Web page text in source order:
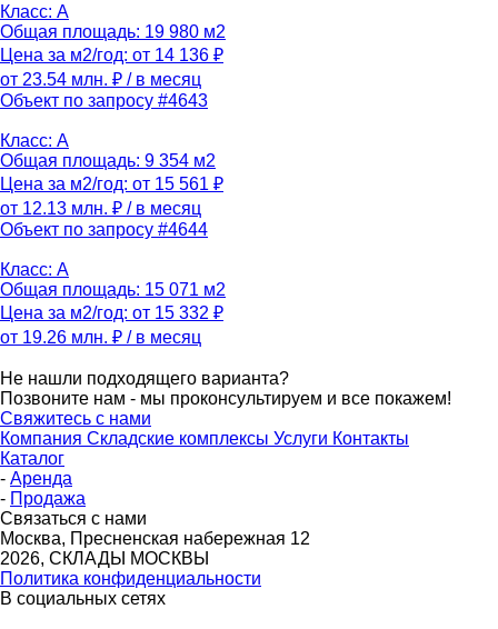
Класс: A
Общая площадь: 19 980 м2
Цена за м2/год: от 14 136 ₽
от 23.54 млн. ₽ / в месяц
Объект по запросу #4643
Класс: A
Общая площадь: 9 354 м2
Цена за м2/год: от 15 561 ₽
от 12.13 млн. ₽ / в месяц
Объект по запросу #4644
Класс: A
Общая площадь: 15 071 м2
Цена за м2/год: от 15 332 ₽
от 19.26 млн. ₽ / в месяц
Не нашли подходящего варианта?
Позвоните нам - мы проконсультируем и все покажем!
Свяжитесь с нами
Компания Складские комплексы Услуги Контакты
Каталог
- Аренда
- Продажа
Связаться с нами
Москва, Пресненская набережная 12
2026, СКЛАДЫ МОСКВЫ
Политика конфиденциальности
В социальных сетях